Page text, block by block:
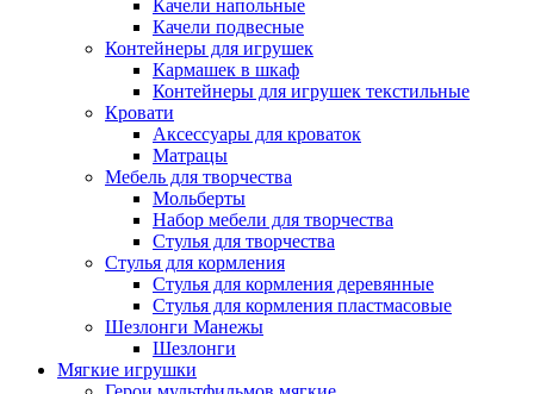
Качели напольные
Качели подвесные
Контейнеры для игрушек
Кармашек в шкаф
Контейнеры для игрушек текстильные
Кровати
Аксессуары для кроваток
Матрацы
Мебель для творчества
Мольберты
Набор мебели для творчества
Стулья для творчества
Стулья для кормления
Стулья для кормления деревянные
Стулья для кормления пластмасовые
Шезлонги Манежы
Шезлонги
Мягкие игрушки